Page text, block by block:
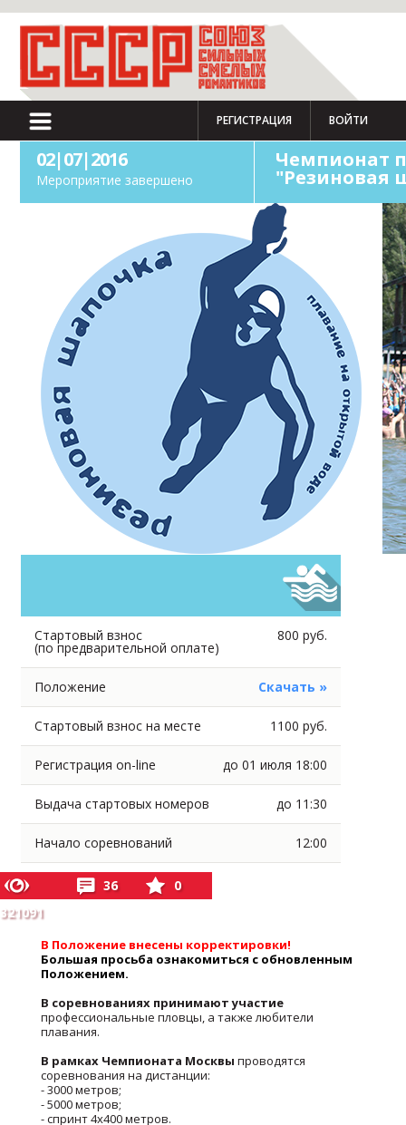
РЕГИСТРАЦИЯ ВОЙТИ
02|07|2016
Мероприятие завершено
Чемпионат
"Резиновая
Стартовый взнос
(по предварительной оплате)
800 руб.
Положение Скачать »
Стартовый взнос на месте 1100 руб.
Регистрация on-line до 01 июля 18:00
Выдача стартовых номеров до 11:30
Начало соревнований 12:00
321091
36 0
В Положение внесены корректировки!
Большая просьба ознакомиться с обновленным
Положением.
В соревнованиях принимают участие
профессиональные пловцы, а также любители
плавания.
В рамках Чемпионата Москвы проводятся
соревнования на дистанции:
- 3000 метров;
- 5000 метров;
- спринт 4х400 метров.